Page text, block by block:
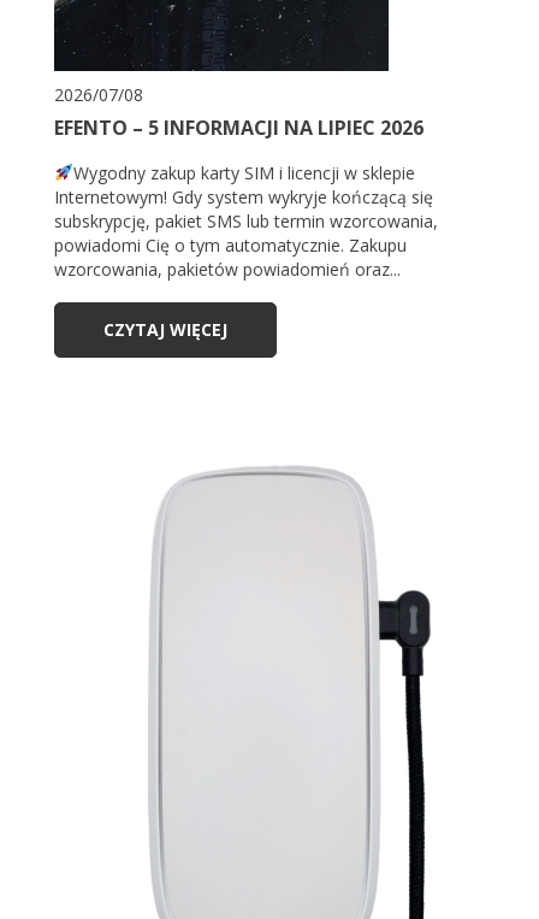
2026/07/08
EFENTO – 5 INFORMACJI NA LIPIEC 2026
Wygodny zakup karty SIM i licencji w sklepie
Internetowym! Gdy system wykryje kończącą się
subskrypcję, pakiet SMS lub termin wzorcowania,
powiadomi Cię o tym automatycznie. Zakupu
wzorcowania, pakietów powiadomień oraz...
CZYTAJ WIĘCEJ